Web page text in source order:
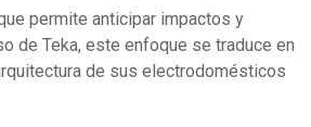
permite anticipar impactos y
de Teka, este enfoque se traduce en
de sus electrodomésticos